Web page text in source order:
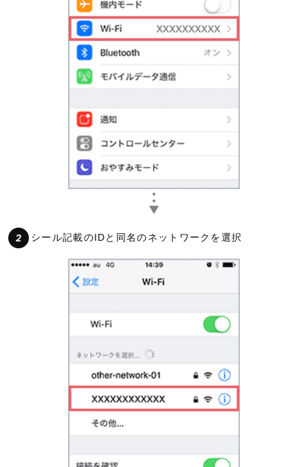
シール記載のIDと同名のネットワークを選択